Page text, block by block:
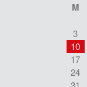
M
3
10
17
24